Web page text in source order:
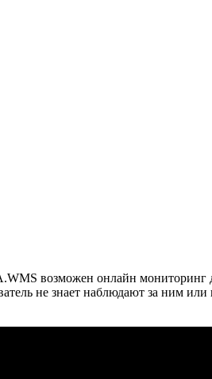
возможен онлайн
не знает наблюдают за ним или